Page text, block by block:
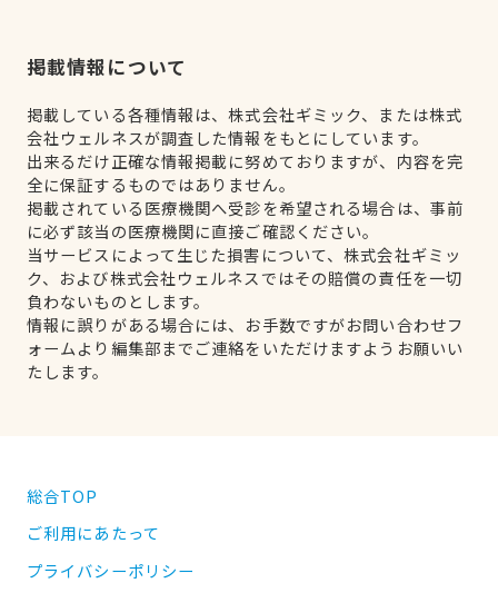
掲載情報について
掲載している各種情報は、株式会社ギミック、または株式
会社ウェルネスが調査した情報をもとにしています。
出来るだけ正確な情報掲載に努めておりますが、内容を完
全に保証するものではありません。
掲載されている医療機関へ受診を希望される場合は、事前
に必ず該当の医療機関に直接ご確認ください。
当サービスによって生じた損害について、株式会社ギミッ
ク、および株式会社ウェルネスではその賠償の責任を一切
負わないものとします。
情報に誤りがある場合には、お手数ですがお問い合わせフ
ォームより編集部までご連絡をいただけますようお願いい
たします。
総合TOP
ご利用にあたって
プライバシーポリシー